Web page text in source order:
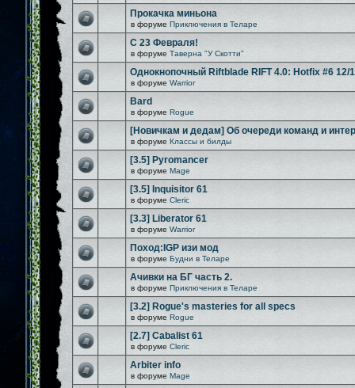
Прокачка миньона
в форуме Приключения в Теларе
С 23 Февраля!
в форуме Таверна "У Скотти"
Однокнопочный Riftblade RIFT 4.0: Hotfix #6 12/
в форуме Warrior
Bard
в форуме Rogue
[Новичкам и дедам] Об очереди команд и
в форуме Классы и билды
[3.5] Pyromancer
в форуме Mage
[3.5] Inquisitor 61
в форуме Cleric
[3.3] Liberator 61
в форуме Warrior
Поход:IGP изи мод
в форуме Будни в Теларе
Ачивки на БГ часть 2.
в форуме Приключения в Теларе
[3.2] Rogue's masteries for all specs
в форуме Rogue
[2.7] Cabalist 61
в форуме Cleric
Arbiter info
в форуме Mage